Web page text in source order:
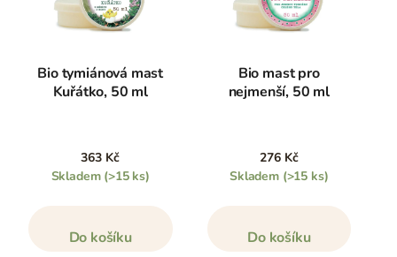
Bio tymiánová mast
Kuřátko, 50 ml
363 Kč
Skladem (>15 ks)
Do košíku
Bio mast pro
nejmenší, 50 ml
276 Kč
Skladem (>15 ks)
Do košíku